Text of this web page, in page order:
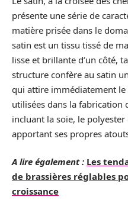
présente une série de
matière prisée dans le
satin est un tissu tissé de
lisse et brillante d’un côté,
structure confère au satin
qui attire immédiatement
utilisées dans la fabrication
incluant la soie, le
apportant ses propres
A lire également : Les
de brassières réglables
croissance